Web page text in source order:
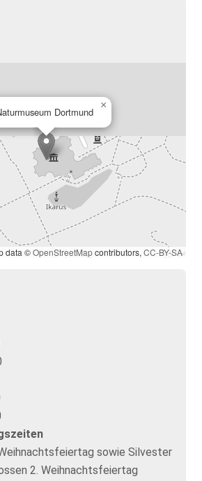
Dortmund
×
data ©OpenStreetMapcontributors,CC-BY-SA
sowie Silvester
2. Weihnachtsfeiertag